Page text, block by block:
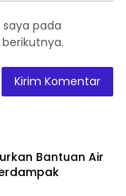
pada
Bantuan Air